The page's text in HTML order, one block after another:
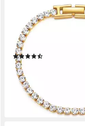
Tennisarmband
Tennisarmband 3mm
Edelstahlarmband
verstellbar,
39,00 €
-34%
lieferbar - in 2-3